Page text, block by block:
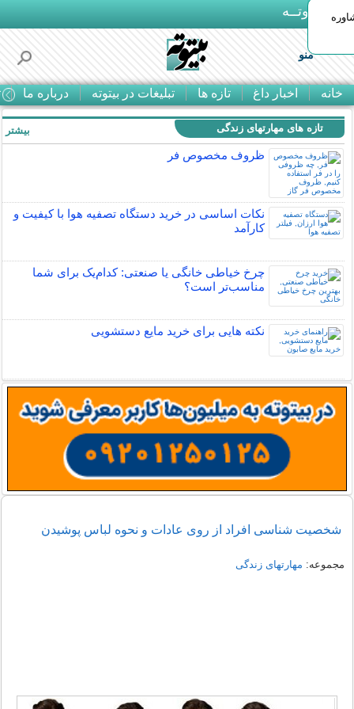
بـیتوتــه
منو
خانه اخبار داغ تازه ها تبلیغات در بیتوته درباره ما
تازه های مهارتهای زندگی
ظروف مخصوص فر
نکات اساسی در خرید دستگاه تصفیه هوا با کیفیت و
کارآمد
چرخ خیاطی خانگی یا صنعتی: کدام‌یک برای شما
مناسب‌تر است؟
نکته هایی برای خرید مایع دستشویی
بیشتر
شخصیت شناسی افراد از روی عادات و نحوه لباس پوشیدن
مجموعه: مهارتهای زندگی